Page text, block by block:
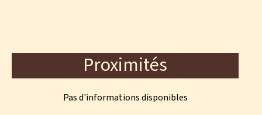
Proximités
Pas d'informations disponibles